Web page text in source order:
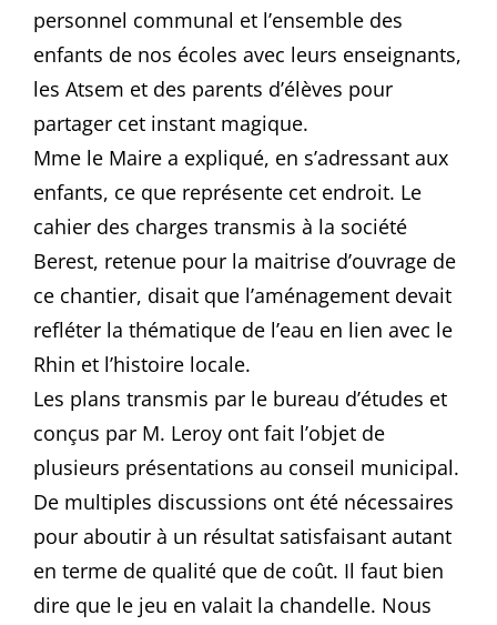
personnel communal et l’ensemble des
enfants de nos écoles avec leurs enseignants,
les Atsem et des parents d’élèves pour
partager cet instant magique.
Mme le Maire a expliqué, en s’adressant aux
enfants, ce que représente cet endroit. Le
cahier des charges transmis à la société
Berest, retenue pour la maitrise d’ouvrage de
ce chantier, disait que l’aménagement devait
refléter la thématique de l’eau en lien avec le
Rhin et l’histoire locale.
Les plans transmis par le bureau d’études et
conçus par M. Leroy ont fait l’objet de
plusieurs présentations au conseil municipal.
De multiples discussions ont été nécessaires
pour aboutir à un résultat satisfaisant autant
en terme de qualité que de coût. Il faut bien
dire que le jeu en valait la chandelle. Nous